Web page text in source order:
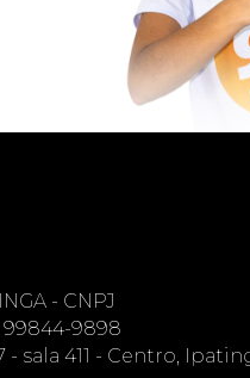
- CNPJ
99844-9898
- sala 411 - Centro,